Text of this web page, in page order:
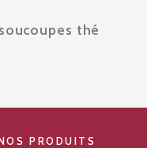
thé
PRODUITS